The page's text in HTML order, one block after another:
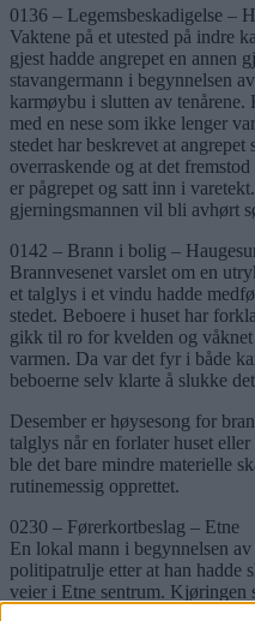
0136 – Legemsbeskadigelse –
Vaktene på et utested på indre
gjest hadde angrepet en annen
stavangermann i begynnelsen
karmøybu i slutten av
med en nese som ikke lenger
stedet har beskrevet at angrepet
overraskende og at det
er pågrepet og satt inn i
gjerningsmannen vil bli avhørt
0142 – Brann i bolig –
Brannvesenet varslet om en
et talglys i et vindu hadde
stedet. Beboere i huset har
gikk til ro for kvelden og
varmen. Da var det fyr i både
beboerne selv klarte å slukke
Desember er høysesong for
talglys når en forlater huset
ble det bare mindre materielle
rutinemessig opprettet.
0230 – Førerkortbeslag – Etne
En lokal mann i begynnelsen av
politipatrulje etter at han hadde
veier i Etne sentrum. Kjøringen